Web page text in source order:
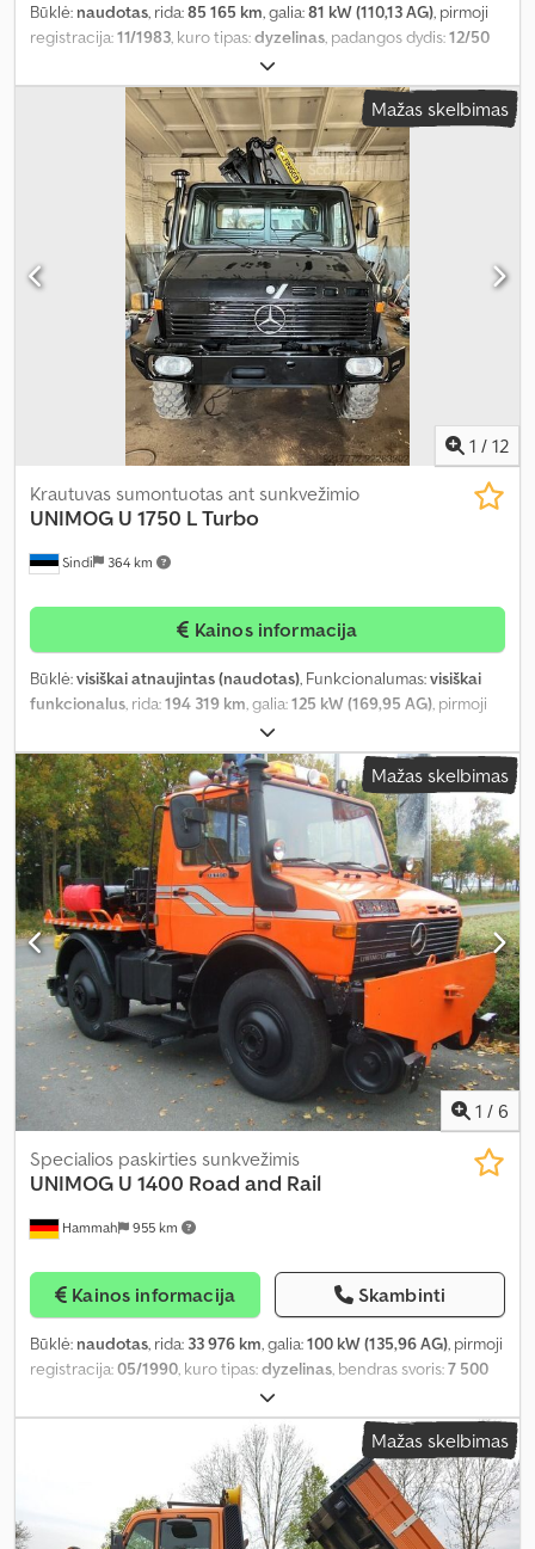
Būklė: naudotas, rida:85 165 km, galia:81 kW (110,13 AG), pirmoji
registracija:11/1983, kuro tipas:dyzelinas, padangos dydis:12/50
, ratų bazė:
vairuotojo kabina:dieninė kabina, pavaros tipas:mechaninis,
pavarų skaičius:6, bendras ilgis: 4 900 mm, bendras plotis:2 050
, bendras aukštis:3 200 mm, Gamybos metai:1983
Mažas skelbimas
1 / 12
Sindi 364 km
Krautuvas sumontuotas ant sunkvežimio
UNIMOG U 1750 L Turbo
Kainos informacija
Būklė:visiškai atnaujintas (naudotas), Funkcionalumas:visiškai
funkcionalus, rida:194 319 km, galia:125 kW (169,95 AG), pirmoji
dyzelinas
padangos dydis:20, padang padangų:60 procentas, kuras:
dyzelinas, spalva:juodas, pavarų skaičius:8, sėdimų vietų skaičius:
3, Gamybos metai:1989, veikimo valandos:31 133 h, Įranga:
automobilio registracija, kompresorius, kranas, priekabos
jungtis, sunkvežimio registracija,
Mažas skelbimas
1 / 6
Hammah 955 km
Specialios paskirties sunkvežimis
UNIMOG U 1400 Road and Rail
Kainos informacija Skambinti
Būklė: naudotas, rida: 33 976 km, galia:100 kW (135,96 AG), pirmoji
registracija:05/1990, kuro tipas:dyzelinas, bendras svoris:7 500
, kita apžiūra (TÜV):
raudona, pavaros tipas:mechaninis, Gamybos metai:1990, Įranga:
kompresorius, oro kondicionavimas, visų varančiųjų ratų
Mažas skelbimas